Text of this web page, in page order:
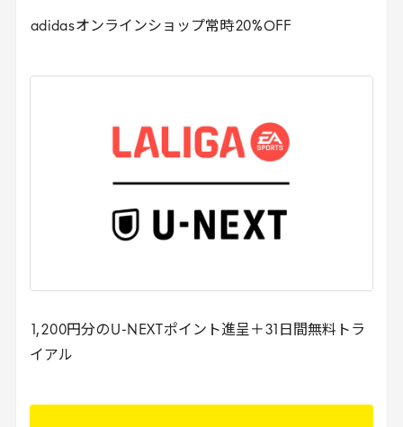
adidasオンラインショップ常時20%OFF
,200円分のU-NEXT ポイント進呈＋ 31
日間無料トラ
イアル